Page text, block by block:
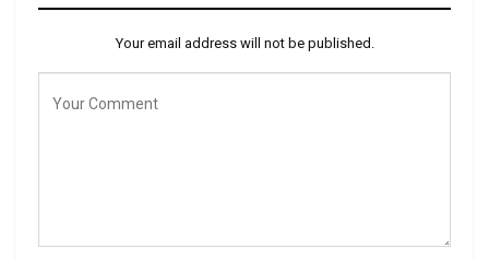
Your email address will not be published.